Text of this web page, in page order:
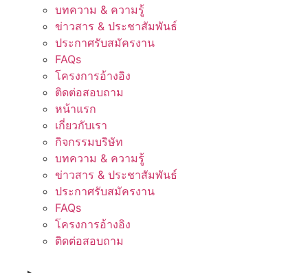
บทความ & ความรู้
ข่าวสาร & ประชาสัมพันธ์
ประกาศรับสมัครงาน
FAQs
โครงการอ้างอิง
ติดต่อสอบถาม
หน้าแรก
เกี่ยวกับเรา
กิจกรรมบริษัท
บทความ & ความรู้
ข่าวสาร & ประชาสัมพันธ์
ประกาศรับสมัครงาน
FAQs
โครงการอ้างอิง
ติดต่อสอบถาม